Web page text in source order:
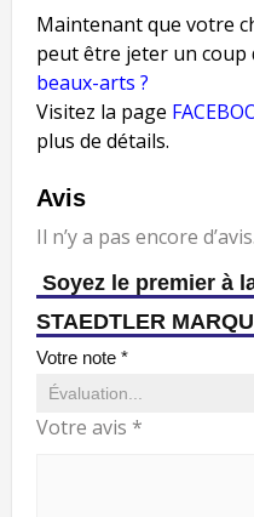
Maintenant que votre
peut être jeter un coup
beaux-arts ?
Visitez la page
plus de détails.
Avis
Il n’y a pas encore d’avis.
Soyez le premier à
STAEDTLER
Votre note *
Votre avis *